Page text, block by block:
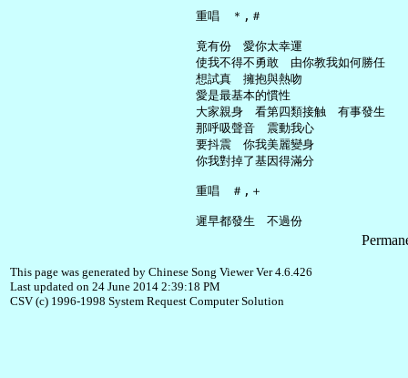
     重唱　＊,＃
     竟有份　愛你太幸運
     使我不得不勇敢　由你教我如何勝任
     想試真　擁抱與熱吻
     愛是最基本的慣性
     大家親身　看第四類接触　有事發生
     那呼吸聲音　震動我心
     要抖震　你我美麗變身
     你我對掉了基因得滿分
     重唱　＃,＋
This page was generated by Chinese Song Viewer Ver 4.6.426
Last updated on 24 June 2014 2:39:18 PM
CSV (c) 1996-1998 System Request Computer Solution